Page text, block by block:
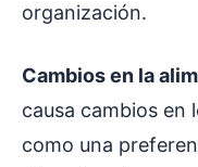
organización.
Cambios en la
causa cambios en
como una